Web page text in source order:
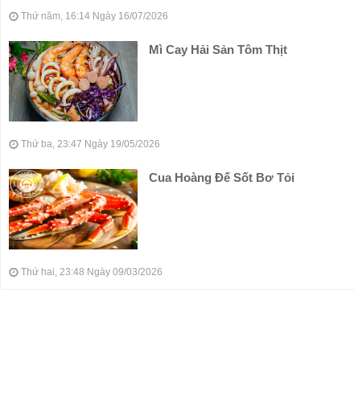
Thứ năm, 16:14 Ngày 16/07/2026
Mì Cay Hải Sản Tôm Thịt
Thứ ba, 23:47 Ngày 19/05/2026
Cua Hoàng Đế Sốt Bơ Tỏi
Thứ hai, 23:48 Ngày 09/03/2026